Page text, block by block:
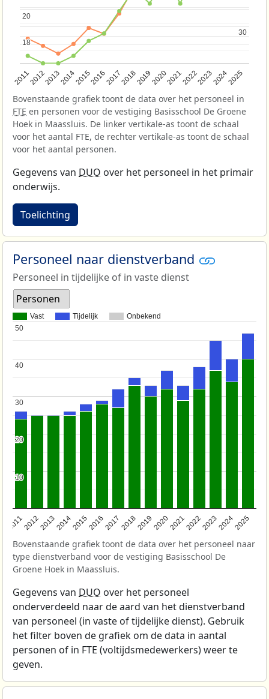
201120122013201420152016201720182019202020212022202320242025
18
18
20
20
30
30
Bovenstaande grafiek toont de data over het personeel in
FTE en personen voor de vestiging Basisschool De Groene
Hoek in Maassluis. De linker vertikale-as toont de schaal
voor het aantal FTE, de rechter vertikale-as toont de schaal
voor het aantal personen.
Gegevens van DUO over het personeel in het primair
onderwijs.
Toelichting
Personeel naar dienstverband
Personeel in tijdelijke of in vaste dienst
Personen
Vast Tijdelijk Onbekend
201120122013201420152016201720182019202020212022202320242025
10
10
20
20
30
30
40
40
50
50
Bovenstaande grafiek toont de data over het personeel naar
type dienstverband voor de vestiging Basisschool De
Groene Hoek in Maassluis.
Gegevens van DUO over het personeel
onderverdeeld naar de aard van het dienstverband
van personeel (in vaste of tijdelijke dienst). Gebruik
het filter boven de grafiek om de data in aantal
personen of in FTE (voltijdsmedewerkers) weer te
geven.